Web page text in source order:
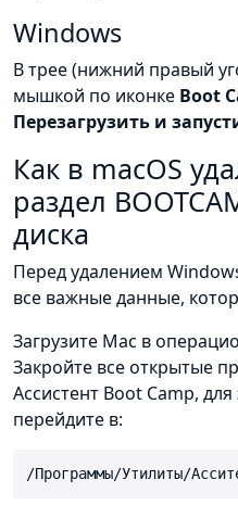
Windows
В трее (нижний правый
мышкой по иконке Boot
Перезагрузить и
Как в macOS
раздел
диска
Перед удалением
все важные данные,
Загрузите Mac в
Закройте все открытые
Ассистент Boot Camp,
перейдите в:
/Программы/Утилиты/